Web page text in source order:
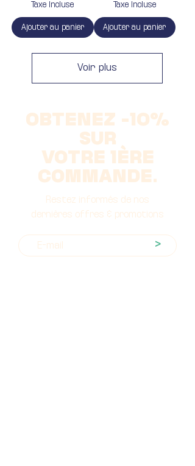
Taxe Incluse
Ajouter au panier
Taxe Incluse
Ajouter au panier
Voir plus
OBTENEZ -10%
SUR
VOTRE 1ÈRE
COMMANDE.
Restez informés de nos
dernières offres & promotions
>